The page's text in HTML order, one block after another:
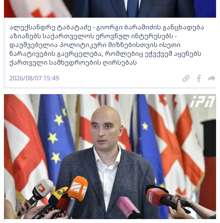
ალექსანდრე ტაბატაძე - გიორგი ბარამიძის განცხადება
აზიანებს საქართველოს ეროვნულ ინტერესებს -
დაუშვებელია პოლიტიკური მიზნებისთვის ისეთი
ნარატივების გავრცელება, რომლებიც ეჭვქვეშ აყენებს
ქართველი სამხედროების ღირსებას
2026/08/07 15:49